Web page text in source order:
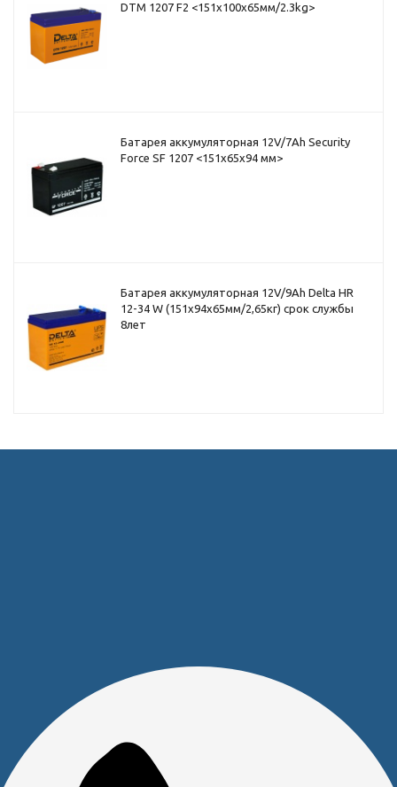
DTM 1207 F2 <151x100x65мм/2.3kg>
Батарея аккумуляторная 12V/7Ah Security
Force SF 1207 <151x65x94 мм>
Батарея аккумуляторная 12V/9Ah Delta HR
12-34 W (151x94x65мм/2,65кг) срок службы
8лет
О компании
Скачать прайс